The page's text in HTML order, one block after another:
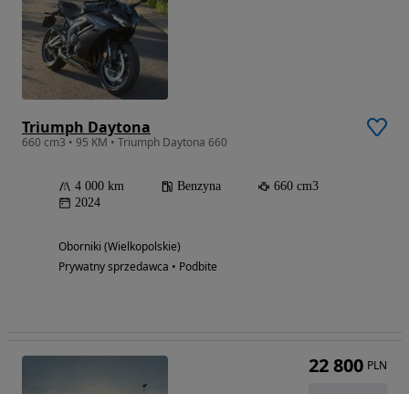
Triumph Daytona
660 cm3 • 95 KM • Triumph Daytona 660
4 000 km Benzyna
660 cm3
2024
Oborniki (Wielkopolskie)
Prywatny sprzedawca • Podbite
22 800 PLN